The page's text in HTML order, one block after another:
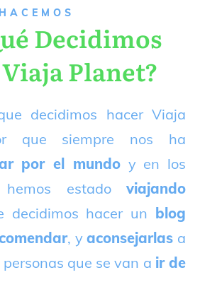
Decidimos
Planet?
decidimos hacer Viaja
que siempre nos ha
por el mundoy en los
estado viajando
decidimos hacer un blog
, yaconsejarlas a
personas que se van a ir de